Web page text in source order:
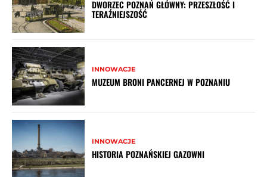
DWORZEC POZNAŃ GŁÓWNY: PRZESZŁOŚĆ I
TERAŹNIEJSZOŚĆ
INNOWACJE
MUZEUM BRONI PANCERNEJ W POZNANIU
INNOWACJE
HISTORIA POZNAŃSKIEJ GAZOWNI